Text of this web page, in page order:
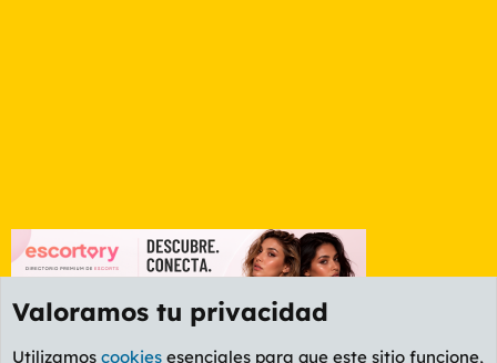
Valoramos tu privacidad
Utilizamos cookies esenciales para que este sitio funcione,